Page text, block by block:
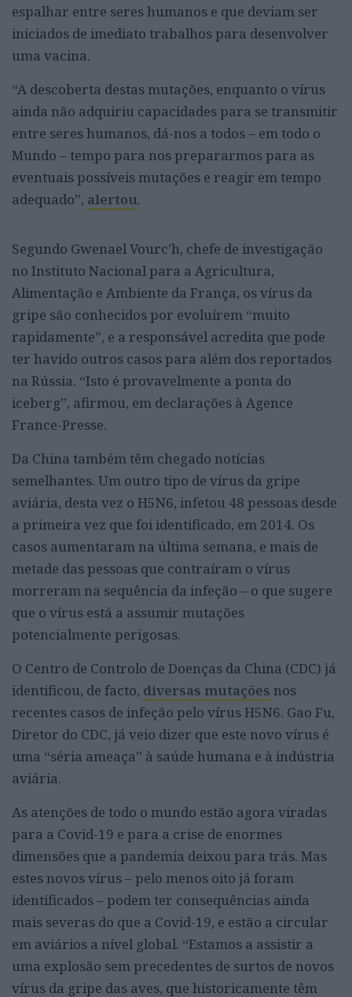
espalhar entre seres humanos e que deviam ser
iniciados de imediato trabalhos para desenvolver
uma vacina.
“A descoberta destas mutações, enquanto o vírus
ainda não adquiriu capacidades para se transmitir
entre seres humanos, dá-nos a todos – em todo o
Mundo – tempo para nos prepararmos para as
eventuais possíveis mutações e reagir em tempo
adequado”, alertou.
Segundo Gwenael Vourc’h, chefe de investigação
no Instituto Nacional para a Agricultura,
Alimentação e Ambiente da França, os vírus da
gripe são conhecidos por evoluírem “muito
rapidamente”, e a responsável acredita que pode
ter havido outros casos para além dos reportados
na Rússia. “Isto é provavelmente a ponta do
iceberg”, afirmou, em declarações à Agence
France-Presse.
Da China também têm chegado notícias
semelhantes. Um outro tipo de vírus da gripe
aviária, desta vez o H5N6, infetou 48 pessoas desde
a primeira vez que foi identificado, em 2014. Os
casos aumentaram na última semana, e mais de
metade das pessoas que contraíram o vírus
morreram na sequência da infeção – o que sugere
que o vírus está a assumir mutações
potencialmente perigosas.
O Centro de Controlo de Doenças da China (CDC) já
identificou, de facto, diversas mutações nos
recentes casos de infeção pelo vírus H5N6. Gao Fu,
Diretor do CDC, já veio dizer que este novo vírus é
uma “séria ameaça” à saúde humana e à indústria
aviária.
As atenções de todo o mundo estão agora viradas
para a Covid-19 e para a crise de enormes
dimensões que a pandemia deixou para trás. Mas
estes novos vírus – pelo menos oito já foram
identificados – podem ter consequências ainda
mais severas do que a Covid-19, e estão a circular
em aviários a nível global. “Estamos a assistir a
uma explosão sem precedentes de surtos de novos
vírus da gripe das aves, que historicamente têm